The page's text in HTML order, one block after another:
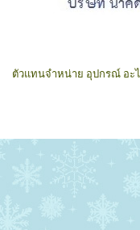
ตัวแทนจำหน่าย อุปกรณ์ อะไ